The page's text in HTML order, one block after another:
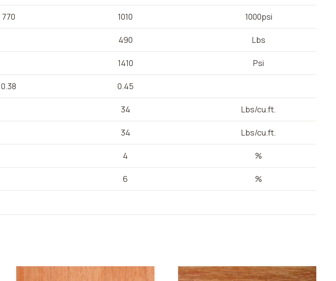
770 1010 1000psi
490 Lbs
1410 Psi
0.38 0.45
34 Lbs/cu.ft.
34 Lbs/cu.ft.
4 %
6 %